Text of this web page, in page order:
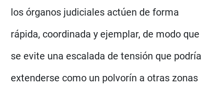
los órganos judiciales actúen de forma
rápida, coordinada y ejemplar, de modo que
se evite una escalada de tensión que podría
extenderse como un polvorín a otras zonas